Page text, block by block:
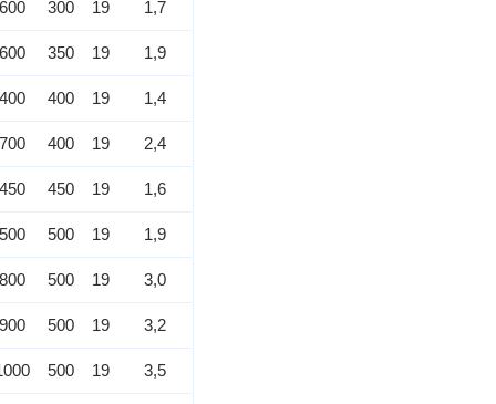
600 300 19 1,7
600 350 19 1,9
400 400 19 1,4
700 400 19 2,4
450 450 19 1,6
500 500 19 1,9
800 500 19 3,0
900 500 19 3,2
500 19 3,5